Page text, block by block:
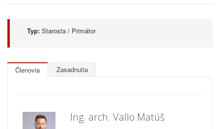
Typ: Starosta / Primátor
Členovia Zasadnutia
Ing. arch. Vallo Matúš